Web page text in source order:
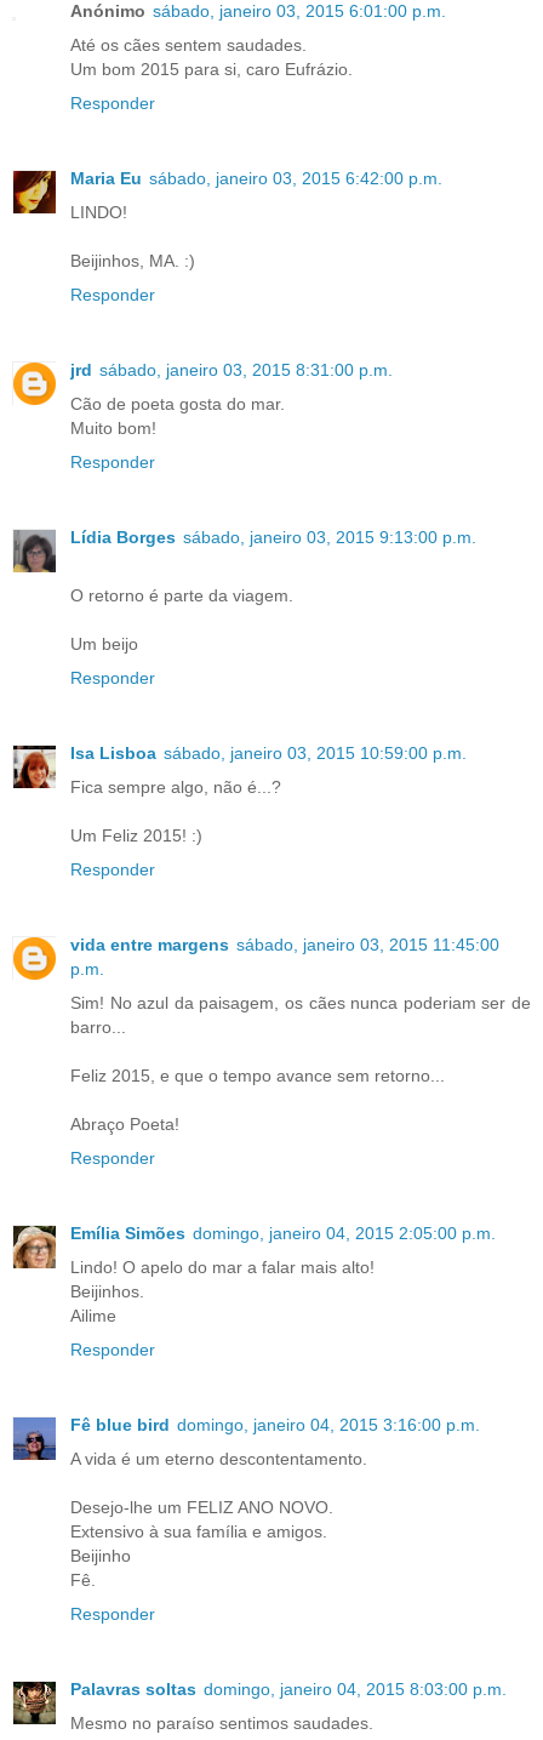
Anónimo sábado, janeiro 03, 2015 6:01:00 p.m.
Até os cães sentem saudades.
Um bom 2015 para si, caro Eufrázio.
Responder
Maria Eu sábado, janeiro 03, 2015 6:42:00 p.m.
LINDO!
Beijinhos, MA. :)
Responder
jrd sábado, janeiro 03, 2015 8:31:00 p.m.
Cão de poeta gosta do mar.
Muito bom!
Responder
Lídia Borges sábado, janeiro 03, 2015 9:13:00 p.m.
O retorno é parte da viagem.
Um beijo
Responder
Isa Lisboa sábado, janeiro 03, 2015 10:59:00 p.m.
Fica sempre algo, não é...?
Um Feliz 2015! :)
Responder
vida entre margens sábado, janeiro 03, 2015 11:45:00
p.m.
Sim! No azul da paisagem, os cães nunca poderiam ser de
barro...
Feliz 2015, e que o tempo avance sem retorno...
Abraço Poeta!
Responder
Emília Simões domingo, janeiro 04, 2015 2:05:00 p.m.
Lindo! O apelo do mar a falar mais alto!
Beijinhos.
Ailime
Responder
Fê blue bird domingo, janeiro 04, 2015 3:16:00 p.m.
A vida é um eterno descontentamento.
Desejo-lhe um FELIZ ANO NOVO.
Extensivo à sua família e amigos.
Beijinho
Fê.
Responder
Palavras soltas domingo, janeiro 04, 2015 8:03:00 p.m.
Mesmo no paraíso sentimos saudades.